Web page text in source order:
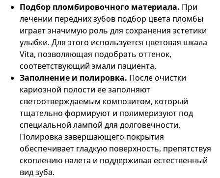
Подбор пломбировочного материала. При
лечении передних зубов подбор цвета пломбы
играет значимую роль для сохранения эстетики
улыбки. Для этого используется цветовая шкала
Vita, позволяющая подобрать оттенок,
соответствующий эмали пациента.
Заполнение и полировка. После очистки
кариозной полости ее заполняют
светоотверждаемым композитом, который
тщательно формируют и полимеризуют под
специальной лампой для долговечности.
Полировка завершающего покрытия
обеспечивает гладкую поверхность, препятствуя
скоплению налета и поддерживая естественный
вид зуба.